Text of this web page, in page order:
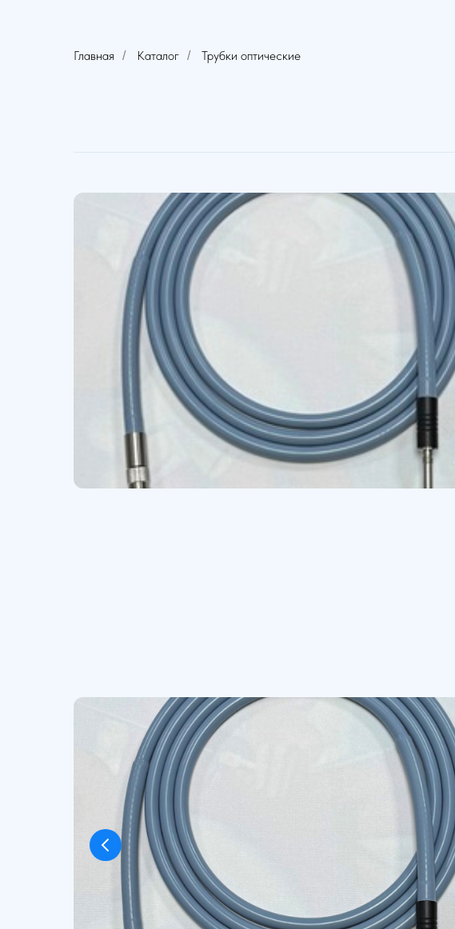
Главная / Каталог / Трубки оптические